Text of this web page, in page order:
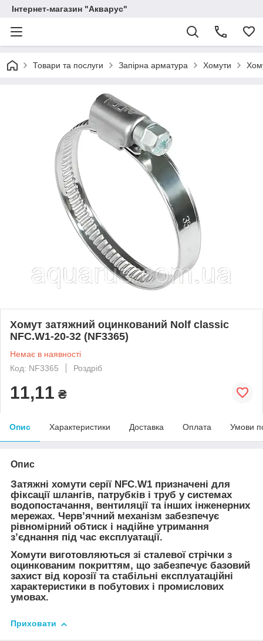
Інтернет-магазин "Акварус"
Товари та послуги Запірна арматура Хомути
Хомут затяжний оцинкований Nolf classic
NFC.W1-20-32 (NF3365)
Немає в наявності
Код: NF3365
Роздріб
11,11 ₴
Опис Характеристики Доставка Оплата Умови
Опис
Затяжні хомути серії NFC.W1 призначені для
фіксації шлангів, патрубків і труб у системах
водопостачання, вентиляції та інших інженерних
мережах. Черв’ячний механізм забезпечує
рівномірний обтиск і надійне утримання
з’єднання під час експлуатації.
Хомути виготовляються зі сталевої стрічки з
оцинкованим покриттям, що забезпечує базовий
захист від корозії та стабільні експлуатаційні
характеристики в побутових і промислових
умовах.
Приховати